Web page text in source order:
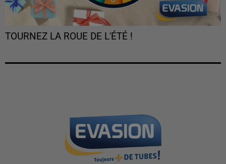
TOURNEZ LA ROUE DE L'ÉTÉ !